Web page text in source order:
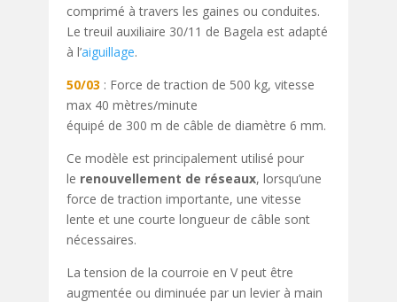
comprimé à travers les gaines ou conduites.
Le treuil auxiliaire 30/11 de Bagela est adapté
à l’aiguillage.
50/03 : Force de traction de 500 kg, vitesse
max 40 mètres/minute
équipé de 300 m de câble de diamètre 6 mm.
Ce modèle est principalement utilisé pour
le renouvellement de réseaux, lorsqu’une
force de traction importante, une vitesse
lente et une courte longueur de câble sont
nécessaires.
La tension de la courroie en V peut être
augmentée ou diminuée par un levier à main